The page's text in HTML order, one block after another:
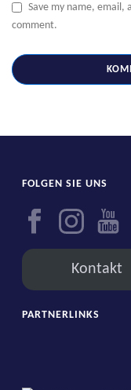
Save my name, email,
comment.
FOLGEN SIE UNS
Kontakt
PARTNERLINKS